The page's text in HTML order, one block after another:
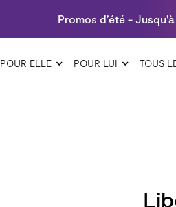
Promos d’été -
POUR ELLE POUR LUI TOUS